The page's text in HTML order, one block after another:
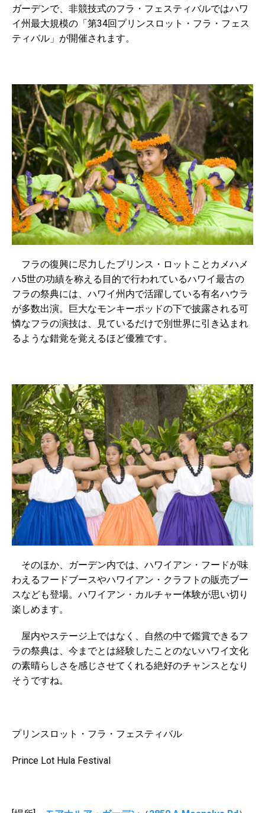
ガーデンで、非競技式のフラ・フェスティバルではハワ
イ州最大規模の「第34回プリンスロット・フラ・フェス
ティバル」が開催されます。
フラの復興に尽力したプリンス・ロットことカメハメ
ハ5世の功績を称える目的で行われているハワイ最古の
フラの祭典には、ハワイ州内で活躍している有名ハウラ
が多数出演。巨大なモンキーポッドの下で披露される可
憐なフラの演技は、見ているだけで別世界に引き込まれ
るような錯覚を覚えるほど優雅です。
そのほか、ガーデン内では、ハワイアン・フードが味
わえるフードブースやハワイアン・クラフトの販売ブー
スなども登場。ハワイアン・カルチャー体験が思い切り
楽しめます。
屋内やステージ上ではなく、自然の中で鑑賞できるフ
ラの祭典は、今までとは経験したことのないハワイ文化
の素晴らしさを感じさせてくれる絶好のチャンスとなり
そうですね。
プリンスロット・フラ・フェスティバル
Prince Lot Hula Festival